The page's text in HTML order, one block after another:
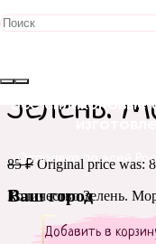
Все
Отправка по всей
Ваш город
Распродажа!
Зелень.
85₽ Original price was:
Количество Зелень.
Добавить в